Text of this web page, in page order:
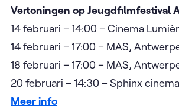
Vertoningen op Jeugdfilmfestival
14 februari – 14:00 – Cinema
14 februari – 17:00 – MAS,
18 februari – 17:00 – MAS,
20 februari – 14:30 – Sphinx
Meer info